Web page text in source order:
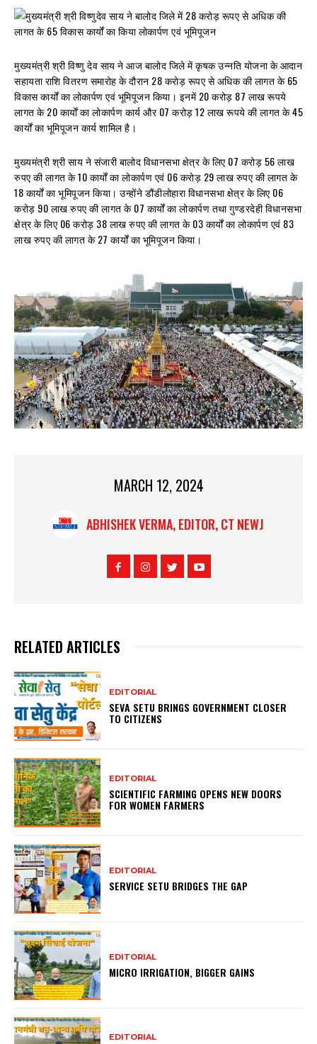
मुख्यमंत्री श्री विष्णु देव साय ने आज बालोद जिले में कृषक उन्नति योजना के आदान
सहायता राशि वितरण समारोह के दौरान 28 करोड़ रूपए से अधिक की लागत के 65
विकास कार्यों का लोकार्पण एवं भूमिपूजन किया। इनमें 20 करोड़ 87 लाख रूपये
लागत के 20 कार्याें का लोकार्पण कार्य और 07 करोड़ 12 लाख रूपये की लागत के 45
कार्यों का भूमिपूजन कार्य शामिल है।
मुख्यमंत्री श्री साय ने संजारी बालोद विधानसभा क्षेत्र के लिए 07 करोड़ 56 लाख
रुपए की लागत के 10 कार्यों का लोकार्पण एवं 06 करोड़ 29 लाख रुपए की लागत के
18 कार्यों का भूमिपूजन किया। उन्होंने डौंडीलोहारा विधानसभा क्षेत्र के लिए 06
करोड़ 90 लाख रुपए की लागत के 07 कार्यों का लोकार्पण तथा गुण्डरदेही विधानसभा
क्षेत्र के लिए 06 करोड़ 38 लाख रुपए की लागत के 03 कार्यों का लोकार्पण एवं 83
लाख रुपए की लागत के 27 कार्यों का भूमिपूजन किया।
MARCH 12, 2024
ABHISHEK VERMA, EDITOR, CT NEWJ
RELATED ARTICLES
EDITORIAL
SEVA SETU BRINGS GOVERNMENT CLOSER
TO CITIZENS
EDITORIAL
SCIENTIFIC FARMING OPENS NEW DOORS
FOR WOMEN FARMERS
EDITORIAL
SERVICE SETU BRIDGES THE GAP
EDITORIAL
MICRO IRRIGATION, BIGGER GAINS
EDITORIAL